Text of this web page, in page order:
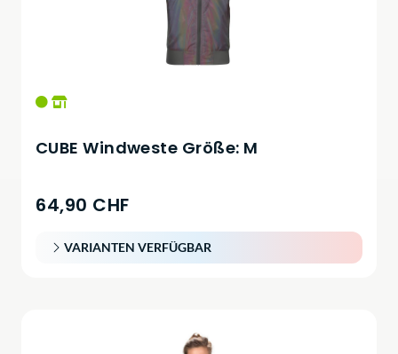
CUBE Windweste Größe: M
64,90 CHF
VARIANTEN VERFÜGBAR